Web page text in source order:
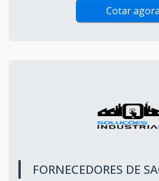
Cotar agora
FORNECEDORES DE